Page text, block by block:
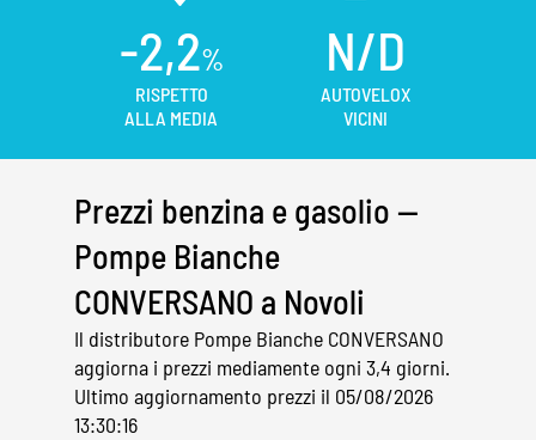
-2,2%
RISPETTO
ALLA MEDIA
N/D
AUTOVELOX
VICINI
Prezzi benzina e gasolio —
Pompe Bianche
CONVERSANO a Novoli
Il distributore Pompe Bianche CONVERSANO
aggiorna i prezzi mediamente ogni 3,4 giorni.
Ultimo aggiornamento prezzi il 05/08/2026
13:30:16